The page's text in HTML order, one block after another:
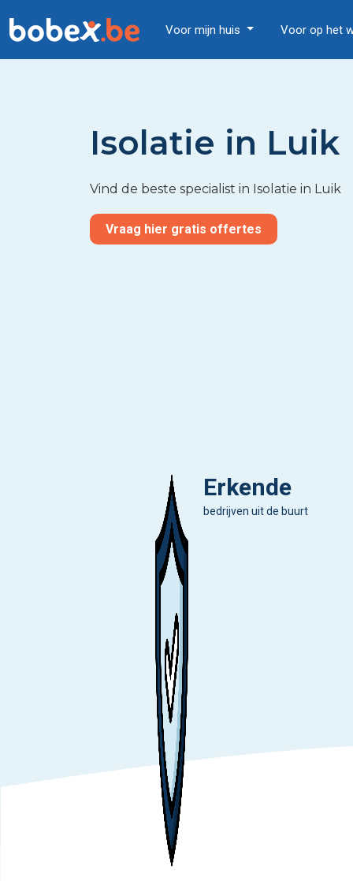
Voor mijn huis Voor op het
Isolatie in Luik
Vind de beste specialist in Isolatie in Luik
Vraag hier gratis offertes
Erkende
bedrijven uit de buurt